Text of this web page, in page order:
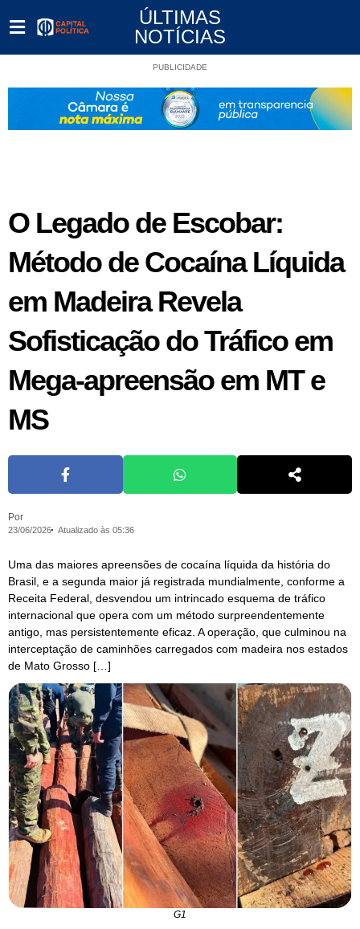
ÚLTIMAS
NOTÍCIAS
PUBLICIDADE
O Legado de Escobar:
Método de Cocaína Líquida
em Madeira Revela
Sofisticação do Tráfico em
Mega-apreensão em MT e
MS
Por
23/06/2026 Atualizado às 05:36
Uma das maiores apreensões de cocaína líquida da história do
Brasil, e a segunda maior já registrada mundialmente, conforme a
Receita Federal, desvendou um intrincado esquema de tráfico
internacional que opera com um método surpreendentemente
antigo, mas persistentemente eficaz. A operação, que culminou na
interceptação de caminhões carregados com madeira nos estados
de Mato Grosso […]
G1